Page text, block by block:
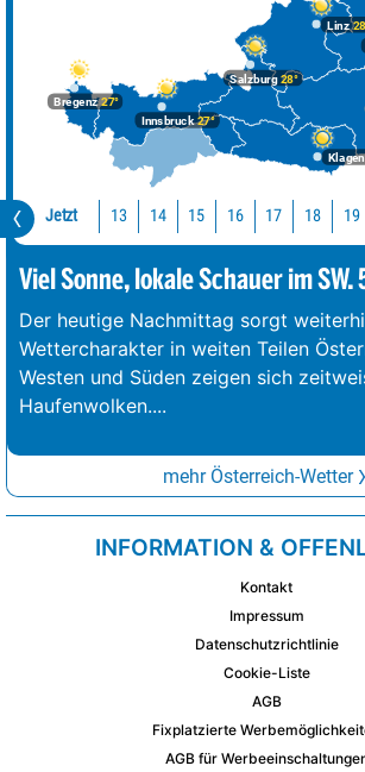
Bregenz27°
Innsbruck27°
Linz
Salzburg28°
Jetzt 13 14 15 16 17 18 19
Viel Sonne, lokale Schauer im SW.
Der heutige Nachmittag sorgt
Wettercharakter in weiten Teilen
Westen und Süden zeigen sich
Haufenwolken....
mehr Österreich-Wetter
INFORMATION &
Kontakt
Impressum
Datenschutzrichtlinie
Cookie-Liste
AGB
Fixplatzierte
AGB für